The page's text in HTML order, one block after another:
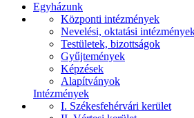
Egyházunk
Központi intézmények
Nevelési, oktatási
Testületek, bizottságok
Gyűjtemények
Képzések
Alapítványok
Intézmények
I. Székesfehérvári kerület